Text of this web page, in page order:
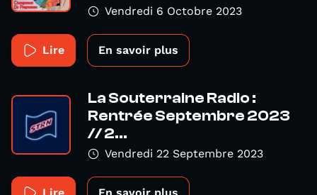
Vendredi 6 Octobre 2023
Lire En savoir plus
La Souterraine Radio :
Rentrée Septembre 2023
// 2...
Vendredi 22 Septembre 2023